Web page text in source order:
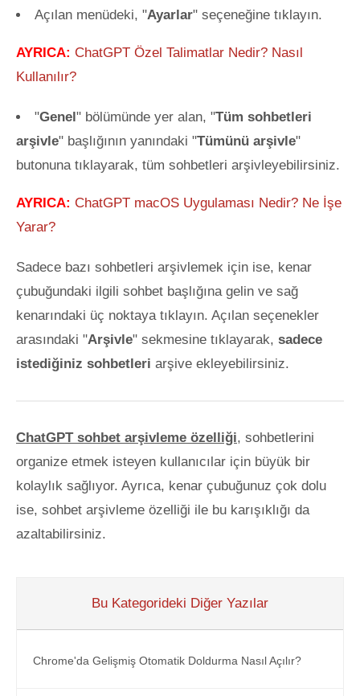
Açılan menüdeki, "Ayarlar" seçeneğine tıklayın.
AYRICA: ChatGPT Özel Talimatlar Nedir? Nasıl
Kullanılır?
"Genel" bölümünde yer alan, "Tüm sohbetleri
arşivle" başlığının yanındaki "Tümünü arşivle"
butonuna tıklayarak, tüm sohbetleri arşivleyebilirsiniz.
AYRICA: ChatGPT macOS Uygulaması Nedir? Ne İşe
Yarar?
Sadece bazı sohbetleri arşivlemek için ise, kenar
çubuğundaki ilgili sohbet başlığına gelin ve sağ
kenarındaki üç noktaya tıklayın. Açılan seçenekler
arasındaki "Arşivle" sekmesine tıklayarak, sadece
istediğiniz sohbetleri arşive ekleyebilirsiniz.
ChatGPT sohbet arşivleme özelliği, sohbetlerini
organize etmek isteyen kullanıcılar için büyük bir
kolaylık sağlıyor. Ayrıca, kenar çubuğunuz çok dolu
ise, sohbet arşivleme özelliği ile bu karışıklığı da
azaltabilirsiniz.
Bu Kategorideki Diğer Yazılar
Chrome'da Gelişmiş Otomatik Doldurma Nasıl Açılır?